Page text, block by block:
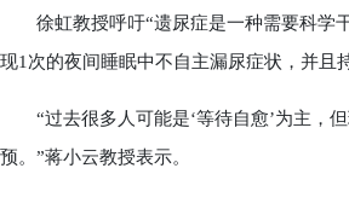
徐虹教授呼吁“遗尿症是一种需要科学干
现1次的夜间睡眠中不自主漏尿症状，并且
“过去很多人可能是‘等待自愈’为主，但
预。”蒋小云教授表示。